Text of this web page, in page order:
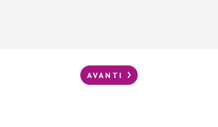
AVANTI